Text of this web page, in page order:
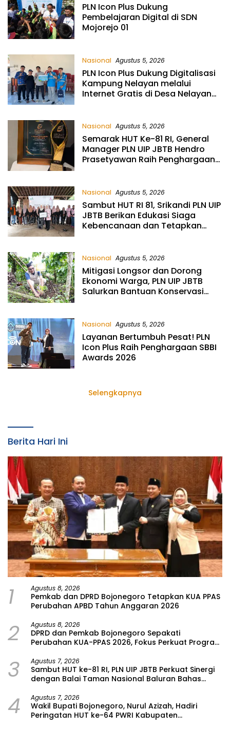
PLN Icon Plus Dukung
Pembelajaran Digital di SDN
Mojorejo 01
Nasional Agustus 5, 2026
PLN Icon Plus Dukung Digitalisasi
Kampung Nelayan melalui
Internet Gratis di Desa Nelayan
Nasional Agustus 5, 2026
Semarak HUT Ke-81 RI, General
Manager PLN UIP JBTB Hendro
Prasetyawan Raih Penghargaan
Nasional Agustus 5, 2026
Sambut HUT RI 81, Srikandi PLN UIP
JBTB Berikan Edukasi Siaga
Kebencanaan dan Tetapkan
Simacan Banyuwangi
Nasional Agustus 5, 2026
Mitigasi Longsor dan Dorong
Ekonomi Warga, PLN UIP JBTB
Salurkan Bantuan Konservasi
Nasional Agustus 5, 2026
Layanan Bertumbuh Pesat! PLN
Icon Plus Raih Penghargaan SBBI
Awards 2026
Selengkapnya
Berita Hari Ini
1 Agustus 8, 2026
Pemkab dan DPRD Bojonegoro Tetapkan KUA PPAS
Perubahan APBD Tahun Anggaran 2026
2 Agustus 8, 2026
DPRD dan Pemkab Bojonegoro Sepakati
Perubahan KUA-PPAS 2026, Fokus Perkuat Program
3 Agustus 7, 2026
Sambut HUT ke-81 RI, PLN UIP JBTB Perkuat Sinergi
dengan Balai Taman Nasional Baluran Bahas
Watudodol/Kalipuro
4 Agustus 7, 2026
Wakil Bupati Bojonegoro, Nurul Azizah, Hadiri
Peringatan HUT ke-64 PWRI Kabupaten